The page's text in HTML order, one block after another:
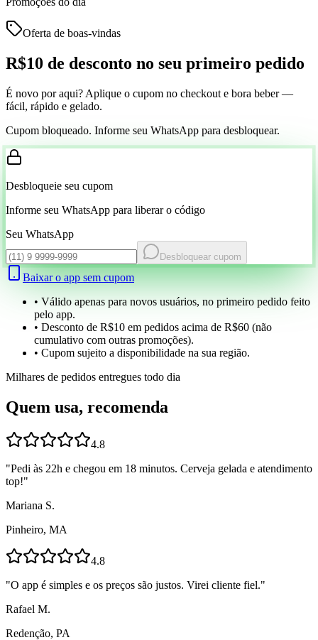
Oferta de boas-vindas
R$10 de desconto no seu primeiro pedido
É novo por aqui? Aplique o cupom no checkout e bora beber —
fácil, rápido e gelado.
Cupom bloqueado. Informe seu WhatsApp para desbloquear.
Desbloqueie seu cupom
Informe seu WhatsApp para liberar o código
Seu WhatsApp
Desbloquear cupom
Baixar o app sem cupom
• Válido apenas para novos usuários, no primeiro pedido feito
pelo app.
• Desconto de R$10 em pedidos acima de R$60 (não
cumulativo com outras promoções).
• Cupom sujeito a disponibilidade na sua região.
Milhares de pedidos entregues todo dia
Quem usa, recomenda
4.8
"Pedi às 22h e chegou em 18 minutos. Cerveja gelada e atendimento
top!"
Mariana S.
Pinheiro, MA
4.8
"O app é simples e os preços são justos. Virei cliente fiel."
Rafael M.
Redenção, PA